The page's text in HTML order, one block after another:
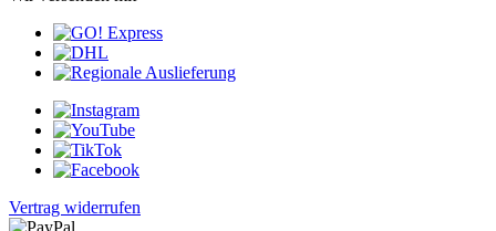
Vertrag widerrufen